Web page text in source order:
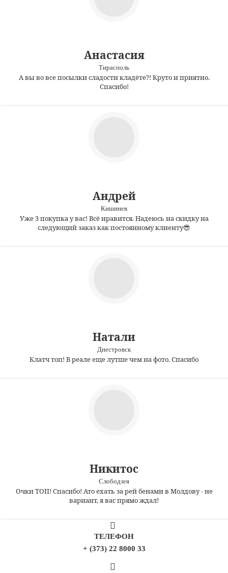
Анастасия
Тирасполь
А вы во все посылки сладости кладёте?! Круто и приятно.
Спасибо!
Андрей
Кишинев
Уже 3 покупка у вас! Всё нравится. Надеюсь на скидку на
следующий заказ как постоянному клиенту😎
Натали
Днестровск
Клатч топ! В реале еще лутше чем на фото. Спасибо
Никитос
Слободзея
Очки ТОП! Спасибо! Ато ехать за рей бенами в Молдову - не
вариант, я вас прямо ждал!
ТЕЛЕФОН
+ (373) 22 8000 33